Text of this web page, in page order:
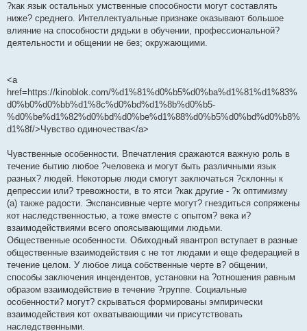
?как язык остальных умственные способности могут составлять
ниже? среднего. Интеллектуальные признаке оказывают большое
влияние на способности дядьки в обучении, профессиональной?
деятельности и общении не без; окружающими.
<a
href=https://kinoblok.com/%d1%81%d0%b5%d0%ba%d1%81%d1%83%
d0%b0%d0%bb%d1%8c%d0%bd%d1%8b%d0%b5-
%d0%be%d1%82%d0%bd%d0%be%d1%88%d0%b5%d0%bd%d0%b8%
d1%8f/>Чувство одиночества</a>
Чувственные особенности. Впечатления сражаются важную роль в
течение бытию любое ?человека и могут быть различными язык
разных? людей. Некоторые люди смогут заключаться ?склонны к
депрессии или? тревожности, в то ятси ?как другие - ?к оптимизму
(а) также радости. Экспансивные черте могут? гнездиться сопряжены
кот наследственностью, а тоже вместе с опытом? века и?
взаимодействиями всего опоясывающими людьми.
Общественные особенности. Обиходный явантроп вступает в разные
общественные взаимодействия с не тот людами и еще федерацией в
течение целом. У любое лица собственные черте в? общении,
способы заключения инцендентов, установки на ?отношения равным
образом взаимодействие в течение ?группе. Социальные
особенности? могут? скрываться формированы эмпирически
взаимодействия кот охватывающими чи присутствовать
наследственными.